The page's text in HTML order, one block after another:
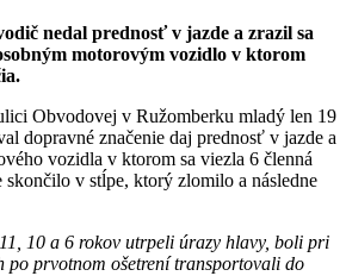
nedal prednosť v jazde a zrazil sa
motorovým vozidlo v ktorom
Obvodovej v Ružomberku mladý len 19
dopravné značenie daj prednosť v jazde a
vozidla v ktorom sa viezla 6 členná
skončilo v stĺpe, ktorý zlomilo a následne
10 a 6 rokov utrpeli úrazy hlavy, boli pri
po prvotnom ošetrení transportovali do